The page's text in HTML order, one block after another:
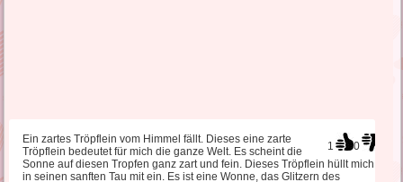
1 0
Ein zartes Tröpflein vom Himmel fällt. Dieses eine zarte
Tröpflein bedeutet für mich die ganze Welt. Es scheint die
Sonne auf diesen Tropfen ganz zart und fein. Dieses Tröpflein hüllt mich
in seinen sanften Tau mit ein. Es ist eine Wonne, das Glitzern des